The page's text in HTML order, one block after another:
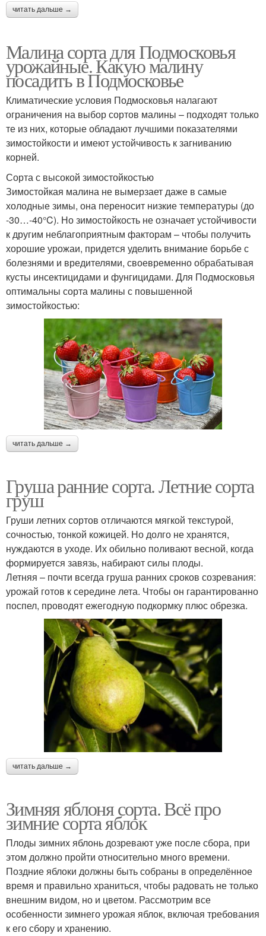
читать дальше →
Малина сорта для Подмосковья
урожайные. Какую малину
посадить в Подмосковье
Климатические условия Подмосковья налагают
ограничения на выбор сортов малины – подходят только
те из них, которые обладают лучшими показателями
зимостойкости и имеют устойчивость к загниванию
корней.
Сорта с высокой зимостойкостью
Зимостойкая малина не вымерзает даже в самые
холодные зимы, она переносит низкие температуры (до
-30…-40°C). Но зимостойкость не означает устойчивости
к другим неблагоприятным факторам – чтобы получить
хорошие урожаи, придется уделить внимание борьбе с
болезнями и вредителями, своевременно обрабатывая
кусты инсектицидами и фунгицидами. Для Подмосковья
оптимальны сорта малины с повышенной
зимостойкостью:
читать дальше →
Груша ранние сорта. Летние сорта
груш
Груши летних сортов отличаются мягкой текстурой,
сочностью, тонкой кожицей. Но долго не хранятся,
нуждаются в уходе. Их обильно поливают весной, когда
формируется завязь, набирают силы плоды.
Летняя – почти всегда груша ранних сроков созревания:
урожай готов к середине лета. Чтобы он гарантированно
поспел, проводят ежегодную подкормку плюс обрезка.
читать дальше →
Зимняя яблоня сорта. Всё про
зимние сорта яблок
Плоды зимних яблонь дозревают уже после сбора, при
этом должно пройти относительно много времени.
Поздние яблоки должны быть собраны в определённое
время и правильно храниться, чтобы радовать не только
внешним видом, но и цветом. Рассмотрим все
особенности зимнего урожая яблок, включая требования
к его сбору и хранению.